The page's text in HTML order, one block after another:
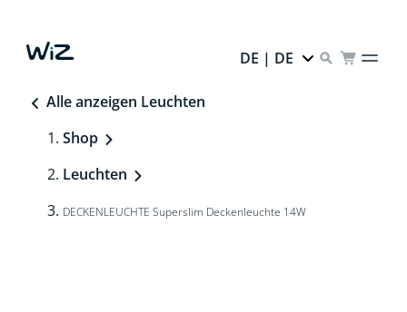
DE | DE
Alle anzeigen Leuchten
Shop
Leuchten
DECKENLEUCHTE Superslim Deckenleuchte 14W